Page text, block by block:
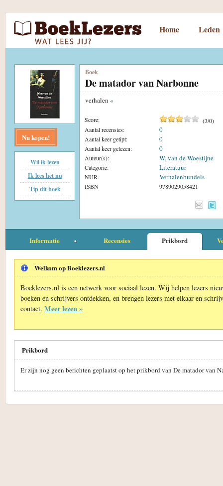
Home Leden
Nu kopen!
Wil ik lezen
Ik lees het nu
Tip dit boek
Boek
De matador van Narbonne
verhalen «
Score: (3/0)
Aantal recensies:
0
Aantal keer getipt: 0
Aantal keer gelezen: 0
Auteur(s): W. van de Woestijne
Categorie: Literatuur
NUR Verhalenbundels
ISBN 9789029058421
Informatie Recensies Prikbord
Welkom op Boeklezers.nl
Boeklezers.nl is een netwerk voor sociaal lezen. Wij helpen lezers
boeken en schrijvers ontdekken, en brengen lezers met elkaar en
contact. Meer lezen »
Prikbord
Er zijn nog geen berichten geplaatst op het prikbord van De matador van